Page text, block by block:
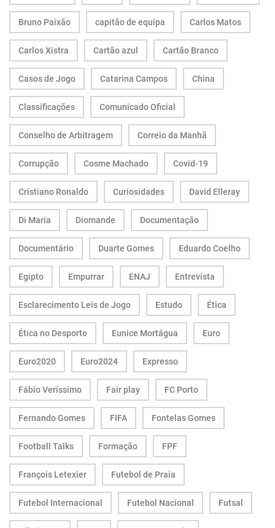
Bruno Paixão capitão de equipa Carlos Matos
Carlos Xistra Cartão azul Cartão Branco
Casos de Jogo Catarina Campos China
Classificações Comunicado Oficial
Conselho de Arbitragem Correio da Manhã
Corrupção Cosme Machado Covid-19
Cristiano Ronaldo Curiosidades David Elleray
Di Maria Diomande Documentação
Documentário Duarte Gomes Eduardo Coelho
Egipto Empurrar ENAJ Entrevista
Esclarecimento Leis de Jogo Estudo Ética
Ética no Desporto Eunice Mortágua Euro
Euro2020 Euro2024 Expresso
Fábio Veríssimo Fair play FC Porto
Fernando Gomes FIFA Fontelas Gomes
Football Talks Formação FPF
François Letexier Futebol de Praia
Futebol Internacional Futebol Nacional Futsal